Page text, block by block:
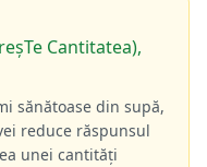
Cantitatea),
sănătoase din supă,
reduce răspunsul
unei cantități